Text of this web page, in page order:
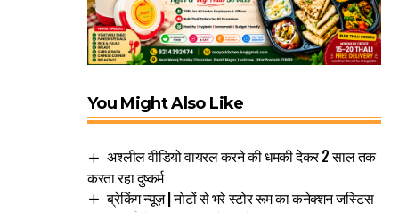
You Might Also Like
अश्लील वीडियो वायरल करने की धमकी देकर 2 साल तक
करता रहा दुष्कर्म
ब्रेकिंग न्यूज़ | नोटों से भरे स्टोर रूम का कनेक्शन जस्टिस